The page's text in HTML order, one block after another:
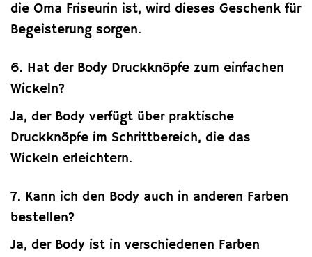
die Oma Friseurin ist, wird dieses Geschenk für
Begeisterung sorgen.
6. Hat der Body Druckknöpfe zum einfachen
Wickeln?
Ja, der Body verfügt über praktische
Druckknöpfe im Schrittbereich, die das
Wickeln erleichtern.
7. Kann ich den Body auch in anderen Farben
bestellen?
Ja, der Body ist in verschiedenen Farben